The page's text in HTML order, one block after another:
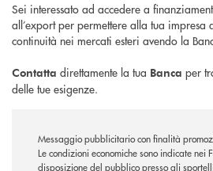
Sei interessato ad accedere a
all’export per permettere alla tua
continuità nei mercati esteri avendo la
Contatta direttamente la tua Banca per
delle tue esigenze.
Messaggio pubblicitario con finalità
Le condizioni economiche sono indicate nei
disposizione del pubblico presso gli